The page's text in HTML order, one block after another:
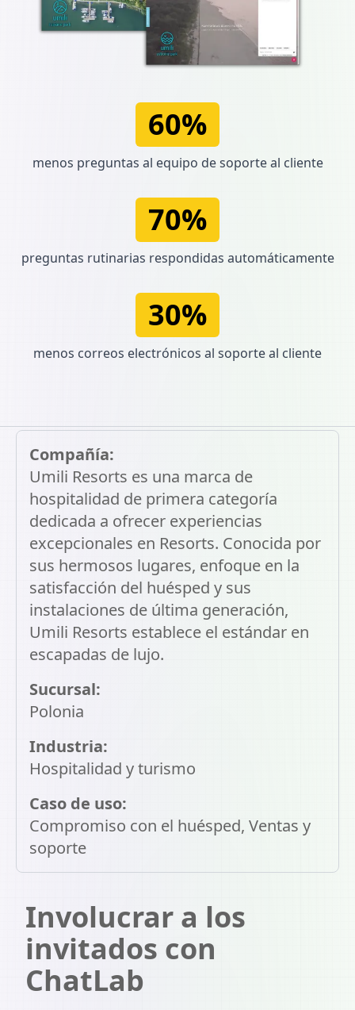
60%
menos preguntas al equipo de soporte al cliente
70%
preguntas rutinarias respondidas automáticamente
30%
menos correos electrónicos al soporte al cliente
Compañía:
Umili Resorts es una marca de
hospitalidad de primera categoría
dedicada a ofrecer experiencias
excepcionales en Resorts. Conocida por
sus hermosos lugares, enfoque en la
satisfacción del huésped y sus
instalaciones de última generación,
Umili Resorts establece el estándar en
escapadas de lujo.
Sucursal:
Polonia
Industria:
Hospitalidad y turismo
Caso de uso:
Compromiso con el huésped, Ventas y
soporte
Involucrar a los
invitados con
ChatLab